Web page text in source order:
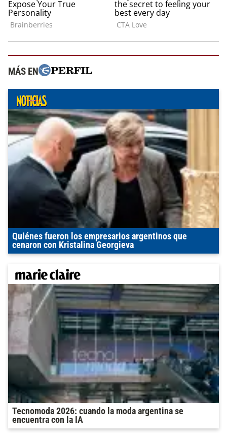
MÁS EN
Quiénes fueron los empresarios argentinos que
cenaron con Kristalina Georgieva
Tecnomoda 2026: cuando la moda argentina se
encuentra con la IA